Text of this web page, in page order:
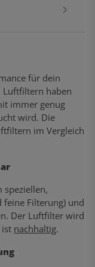
für dein
Luftfiltern haben
immer genug
wird. Die
im Vergleich
speziellen,
feine Filterung) und
Der Luftfilter wird
nachhaltig.